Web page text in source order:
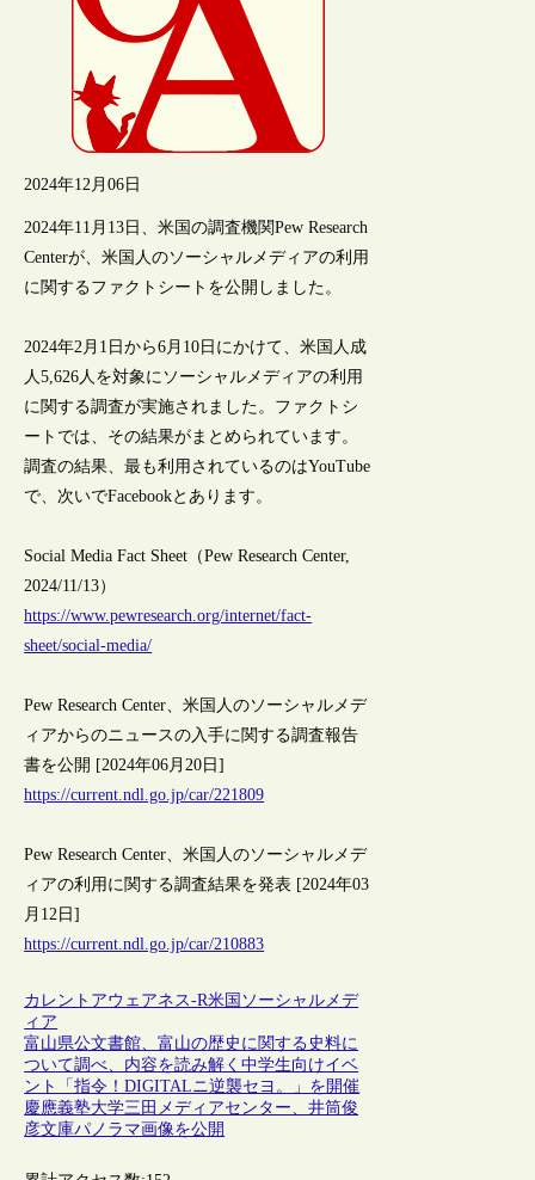
2024年12月06日
2024年11月13日、米国の調査機関Pew Research
Centerが、米国人のソーシャルメディアの利用
に関するファクトシートを公開しました。
2024年2月1日から6月10日にかけて、米国人成
人5,626人を対象にソーシャルメディアの利用
に関する調査が実施されました。ファクトシ
ートでは、その結果がまとめられています。
調査の結果、最も利用されているのはYouTube
で、次いでFacebookとあります。
Social Media Fact Sheet（Pew Research Center,
2024/11/13）
https://www.pewresearch.org/internet/fact-
sheet/social-media/
Pew Research Center、米国人のソーシャルメデ
ィアからのニュースの入手に関する調査報告
書を公開 [2024年06月20日]
https://current.ndl.go.jp/car/221809
Pew Research Center、米国人のソーシャルメデ
ィアの利用に関する調査結果を発表 [2024年03
月12日]
https://current.ndl.go.jp/car/210883
カレントアウェアネス-R米国 ソーシャルメデ
ィア
富山県公文書館、富山の歴史に関する史料に
ついて調べ、内容を読み解く中学生向けイベ
ント「指令！DIGITALニ逆襲セヨ。」を開催
慶應義塾大学三田メディアセンター、井筒俊
彦文庫パノラマ画像を公開